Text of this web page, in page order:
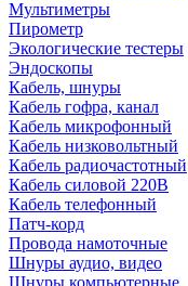
Мультиметры
Пирометр
Экологические тестеры
Эндоскопы
Кабель, шнуры
Кабель гофра, канал
Кабель микрофонный
Кабель низковольтный
Кабель радиочастотный
Кабель силовой 220В
Кабель телефонный
Патч-корд
Провода намоточные
Шнуры аудио, видео
Шнуры компьютерные